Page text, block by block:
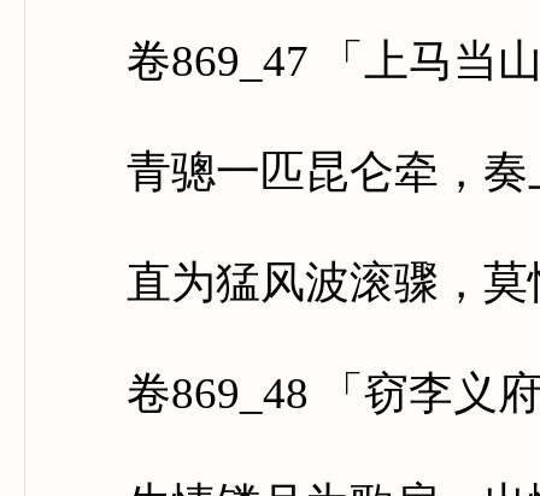
卷869_47 「上马当山
青骢一匹昆仑牵，奏
直为猛风波滚骤，莫
卷869_48 「窃李义府